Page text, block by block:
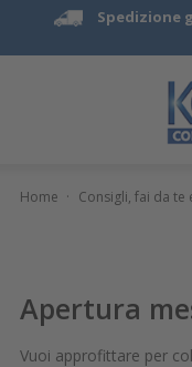
Spedizione
Home · Consigli, fai da te
Apertura
Vuoi approfittare per